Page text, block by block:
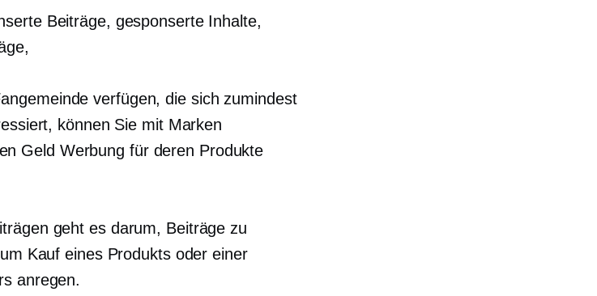
Beiträge, gesponserte Inhalte,
verfügen, die sich zumindest
können Sie mit Marken
Geld Werbung für deren Produkte
geht es darum, Beiträge zu
Kauf eines Produkts oder einer
anregen.